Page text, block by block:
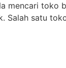
mencari
Salah satu